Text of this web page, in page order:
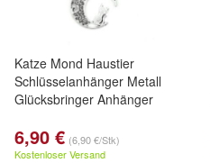
Katze Mond Haustier
Schlüsselanhänger Metall
Glücksbringer Anhänger
6,90 € (6,90 €/Stk)
Kostenloser Versand